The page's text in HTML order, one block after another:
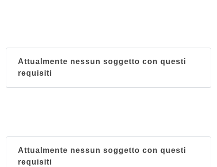
Attualmente nessun soggetto con questi
requisiti
Attualmente nessun soggetto con questi
requisiti